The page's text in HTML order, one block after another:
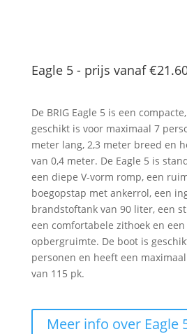
Eagle 5 - prijs vanaf
De BRIG Eagle 5 is een
geschikt is voor maximaal 7
meter lang, 2,3 meter breed en
van 0,4 meter. De Eagle 5 is
een diepe V-vorm romp, een
boegopstap met ankerrol, een
brandstoftank van 90 liter, een
een comfortabele zithoek en
opbergruimte. De boot is
personen en heeft een
van 115 pk.
Meer info over Eagle